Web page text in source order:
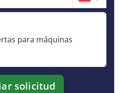
para máquinas
solicitud